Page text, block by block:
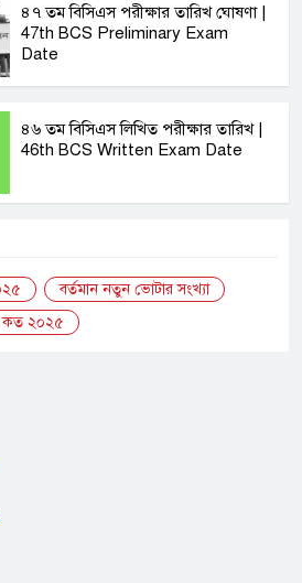
৪৭ তম বিসিএস পরীক্ষার তারিখ ঘোষণা |
47th BCS Preliminary Exam
Date
৪৬ তম বিসিএস লিখিত পরীক্ষার তারিখ |
46th BCS Written Exam Date
বর্তমান নতুন ভোটার সংখ্যা
কত ২০২৫